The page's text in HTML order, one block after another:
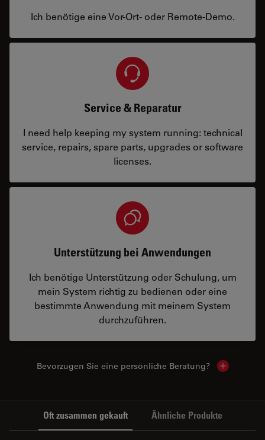
Ich benötige eine Vor-Ort- oder Remote-Demo.
Service & Reparatur
I need help keeping my system running: technical
service, repairs, spare parts, upgrades or software
licenses.
Unterstützung bei Anwendungen
Ich benötige Unterstützung oder Schulung, um
mein System richtig zu bedienen oder eine
bestimmte Anwendung mit meinem System
durchzuführen.
Bevorzugen Sie eine persönliche Beratung? Show
Oft zusammen gekauft Ähnliche Produkte